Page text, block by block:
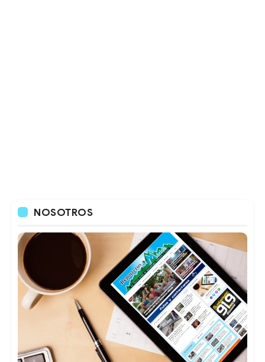
NOSOTROS